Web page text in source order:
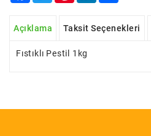
Açıklama Taksit Seçenekleri
Fıstıklı Pestil 1kg